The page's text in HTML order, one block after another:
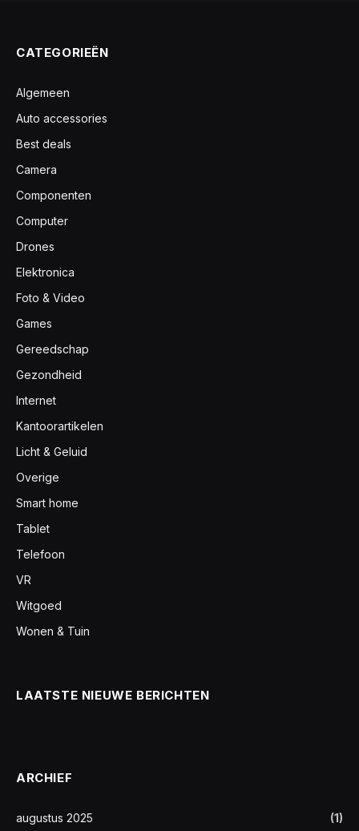
CATEGORIEËN
Algemeen
Auto accessories
Best deals
Camera
Componenten
Computer
Drones
Elektronica
Foto & Video
Games
Gereedschap
Gezondheid
Internet
Kantoorartikelen
Licht & Geluid
Overige
Smart home
Tablet
Telefoon
VR
Witgoed
Wonen & Tuin
LAATSTE NIEUWE BERICHTEN
ARCHIEF
augustus 2025 (1)